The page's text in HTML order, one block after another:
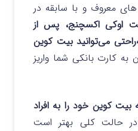
معروف و با سابقه در
اوکی اکسچنج، پس از
می‌توانید بیت کوین
به کارت بانکی شما واریز
بیت کوین خود را به افراد
در حالت کلی بهتر است